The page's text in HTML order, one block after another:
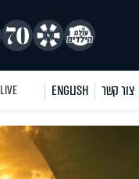
צור קשר ENGLISH
LIVE